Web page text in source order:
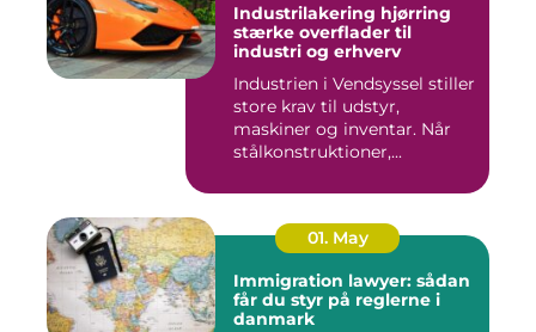
Industrilakering hjørring
stærke overflader til
industri og erhverv
Industrien i Vendsyssel stiller
store krav til udstyr,
maskiner og inventar. Når
stålkonstruktioner,...
01. May
Immigration lawyer: sådan
får du styr på reglerne i
danmark